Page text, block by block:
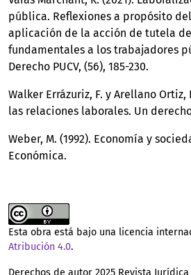
pública. Reflexiones a propósito
aplicación de la acción de tutela
fundamentales a los trabajadores
Derecho PUCV, (56), 185-230.
Walker Errázuriz, F. y Arellano Ortiz,
las relaciones laborales. Un
Weber, M. (1992). Economía y
Económica.
Esta obra está bajo una licencia
Atribución 4.0.